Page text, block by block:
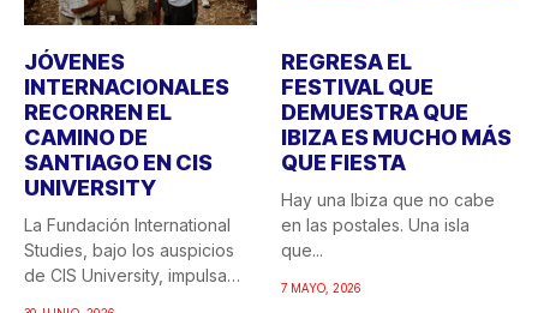
JÓVENES
INTERNACIONALES
RECORREN EL
CAMINO DE
SANTIAGO EN CIS
UNIVERSITY
La Fundación International
Studies, bajo los auspicios
de CIS University, impulsa
REGRESA EL
FESTIVAL QUE
DEMUESTRA QUE
IBIZA ES MUCHO MÁS
QUE FIESTA
Hay una Ibiza que no cabe
en las postales. Una isla
que...
7 MAYO, 2026